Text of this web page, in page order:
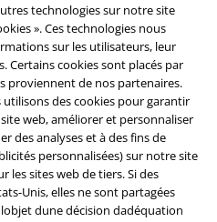
technologies sur notre site
». Ces technologies nous
sur les utilisateurs, leur
Certains cookies sont placés par
proviennent de nos partenaires.
des cookies pour garantir
web, améliorer et personnaliser
des analyses et à des fins de
personnalisées) sur notre site
les sites web de tiers. Si des
Unis, elles ne sont partagées
dune décision dadéquation